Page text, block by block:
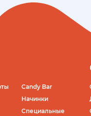
Candy Bar
Начинки
Специальные